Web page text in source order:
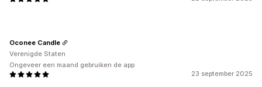
23 september 2025
Oconee Candle
Verenigde Staten
Ongeveer een maand gebruiken de app